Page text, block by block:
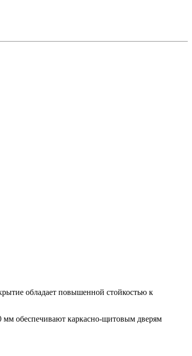
обладает повышенной стойкостью к
обеспечивают каркасно-щитовым дверям